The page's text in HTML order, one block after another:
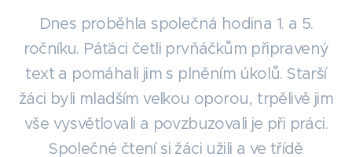
Dnes proběhla společná hodina 1. a 5.
ročníku. Páťáci četli prvňáčkům připravený
text a pomáhali jim s plněním úkolů. Starší
žáci byli mladším velkou oporou, trpělivě jim
vše vysvětlovali a povzbuzovali je při práci.
Společné čtení si žáci užili a ve třídě